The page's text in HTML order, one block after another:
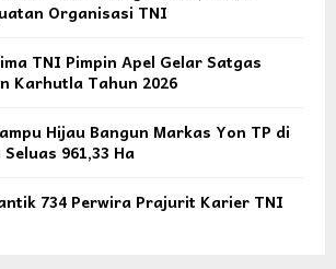
Organisasi TNI
TNI Pimpin Apel Gelar Satgas
Karhutla Tahun 2026
Hijau Bangun Markas Yon TP di
961,33 Ha
734 Perwira Prajurit Karier TNI